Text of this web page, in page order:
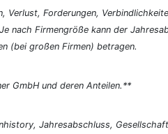
Verlust, Forderungen,
nach Firmengröße kann der
(bei großen Firmen) betragen.
GmbH und deren Anteilen.**
Jahresabschluss,